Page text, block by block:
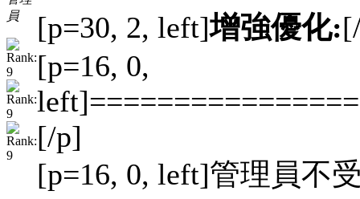
員
[p=30, 2, left]增強優化:
[p=16, 0,
[/p]
[p=16, 0, left]管理員不